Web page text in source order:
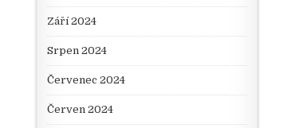
Září 2024
Srpen 2024
Červenec 2024
Červen 2024